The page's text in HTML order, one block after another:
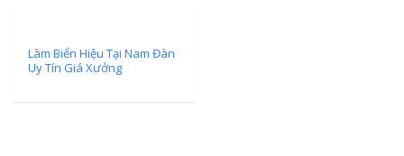
Làm Biển Hiệu Tại Nam Đàn
Uy Tín Giá Xưởng